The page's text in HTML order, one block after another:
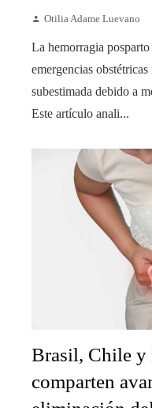
Otilia Adame Luevano
La hemorragia
emergencias
subestimada debido a
Este artículo anali...
Brasil, Chile y
comparten